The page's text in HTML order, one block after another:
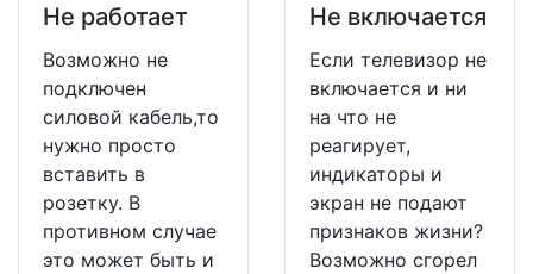
Не работает
Возможно не
подключен
силовой кабель,то
нужно просто
вставить в
розетку. В
противном случае
это может быть и
Не включается
Если телевизор не
включается и ни
на что не
реагирует,
индикаторы и
экран не подают
признаков жизни?
Возможно сгорел